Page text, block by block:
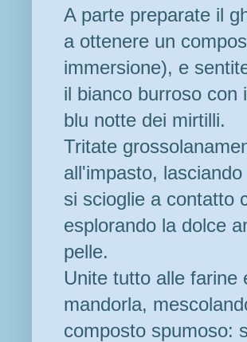
A parte preparate il
a ottenere un
immersione), e
il bianco burroso con
blu notte dei mirtilli.
Tritate
all'impasto,
si scioglie a contatto
esplorando la dolce
pelle.
Unite tutto alle farine
mandorla,
composto spumoso: